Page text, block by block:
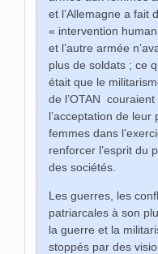
et l’Allemagne a fait
« intervention
et l’autre armée
plus de soldats ; ce
était que le
de l’OTAN
l’acceptation de
femmes dans
renforcer l’esprit du
des sociétés.
Les guerres, les
patriarcales à son
la guerre et la
stoppés par des